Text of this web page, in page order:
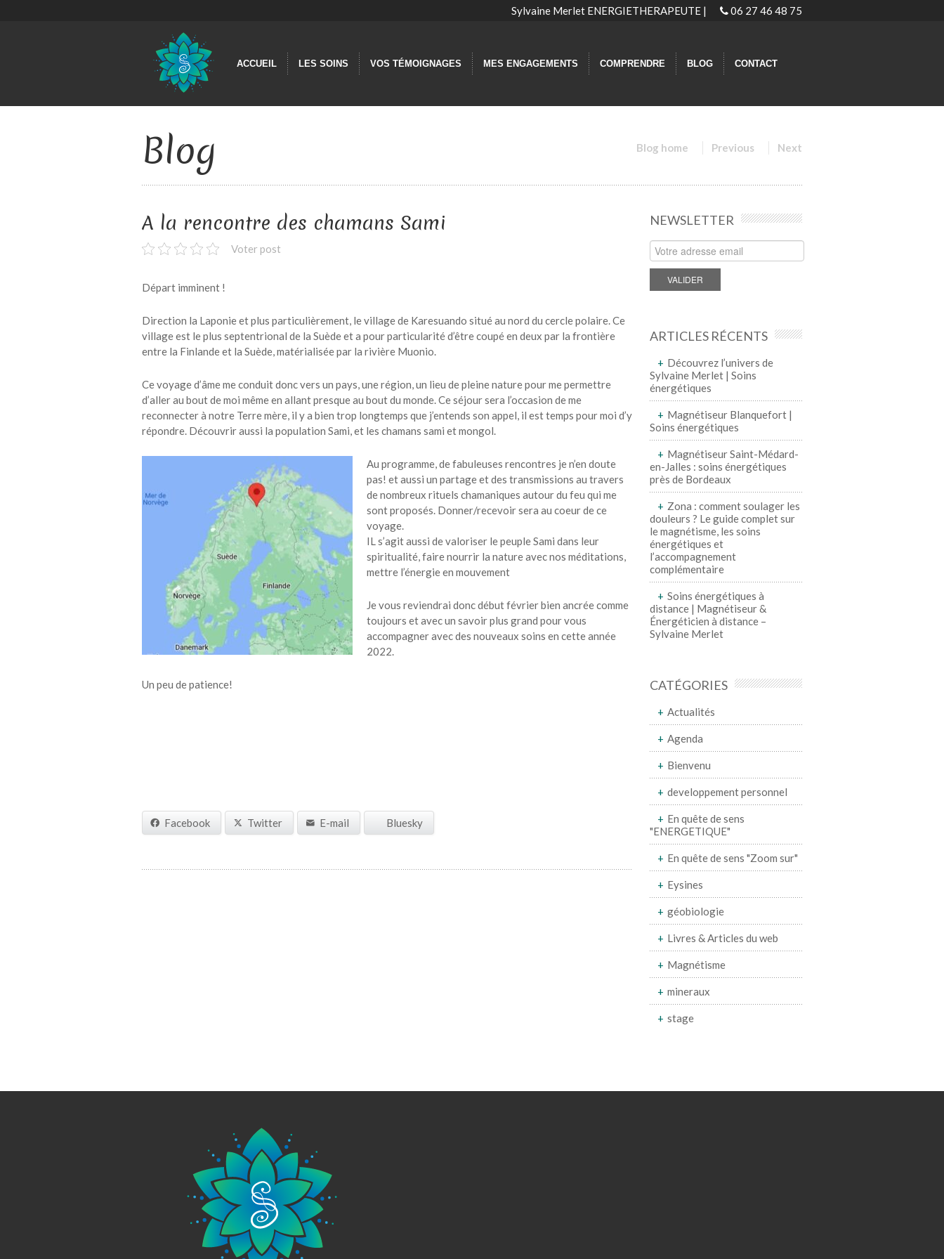
Sylvaine Merlet ENERGIETHERAPEUTE | 06 27 46 48 75
ACCUEIL LES SOINS VOS TÉMOIGNAGES MES ENGAGEMENTS COMPRENDRE BLOG CONTACT
Blog Blog home Previous Next
A la rencontre des chamans Sami
Voter post
Départ imminent !
Direction la Laponie et plus particulièrement, le village de Karesuando situé au nord du cercle polaire. Ce
village est le plus septentrional de la Suède et a pour particularité d’être coupé en deux par la frontière
entre la Finlande et la Suède, matérialisée par la rivière Muonio.
Ce voyage d’âme me conduit donc vers un pays, une région, un lieu de pleine nature pour me permettre
d’aller au bout de moi même en allant presque au bout du monde. Ce séjour sera l’occasion de me
reconnecter à notre Terre mère, il y a bien trop longtemps que j’entends son appel, il est temps pour moi d’y
répondre. Découvrir aussi la population Sami, et les chamans sami et mongol.
Au programme, de fabuleuses rencontres je n’en doute
pas! et aussi un partage et des transmissions au travers
de nombreux rituels chamaniques autour du feu qui me
sont proposés. Donner/recevoir sera au coeur de ce
voyage.
IL s’agit aussi de valoriser le peuple Sami dans leur
spiritualité, faire nourrir la nature avec nos méditations,
mettre l’énergie en mouvement
Je vous reviendrai donc début février bien ancrée comme
toujours et avec un savoir plus grand pour vous
accompagner avec des nouveaux soins en cette année
2022.
Un peu de patience!
Facebook Twitter E-mail Bluesky
NEWSLETTER
ARTICLES RÉCENTS
Découvrez l’univers de
Sylvaine Merlet | Soins
énergétiques
Magnétiseur Blanquefort |
Soins énergétiques
Magnétiseur Saint-Médard-
en-Jalles : soins énergétiques
près de Bordeaux
Zona : comment soulager les
douleurs ? Le guide complet sur
le magnétisme, les soins
énergétiques et
l’accompagnement
complémentaire
Soins énergétiques à
distance | Magnétiseur &
Énergéticien à distance –
Sylvaine Merlet
CATÉGORIES
Actualités
Agenda
Bienvenu
developpement personnel
En quête de sens
"ENERGETIQUE"
En quête de sens "Zoom sur"
Eysines
géobiologie
Livres & Articles du web
Magnétisme
mineraux
stage